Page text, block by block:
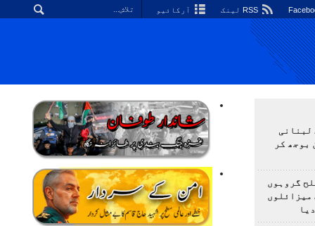
آرکائیو
لبنانی
بوجھ کر
گروہوں
میزائلوں